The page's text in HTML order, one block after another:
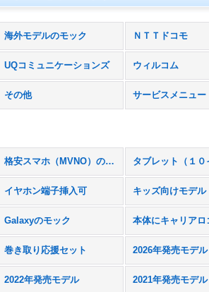
海外モデルのモック ＮＴＴドコモ
UQコミュニケーションズ ウィルコム
その他 サービスメニュー
格安スマホ（MVNO）のスマホ
イヤホン端子挿入可 キッズ向けモデル
Galaxyのモック
巻き取り応援セット 2026年発売モデル
2022年発売モデル 2021年発売モデル